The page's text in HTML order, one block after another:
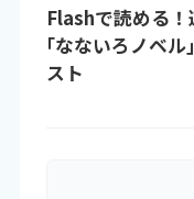
Flashで読める
｢なないろノベ
スト